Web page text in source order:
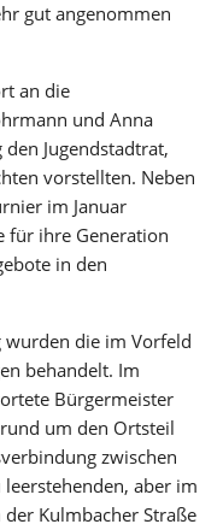
gut angenommen
an die
und Anna
Jugendstadtrat,
vorstellten. Neben
im Januar
für ihre Generation
in den
wurden die im Vorfeld
behandelt. Im
Bürgermeister
um den Ortsteil
zwischen
aber im
Kulmbacher Straße